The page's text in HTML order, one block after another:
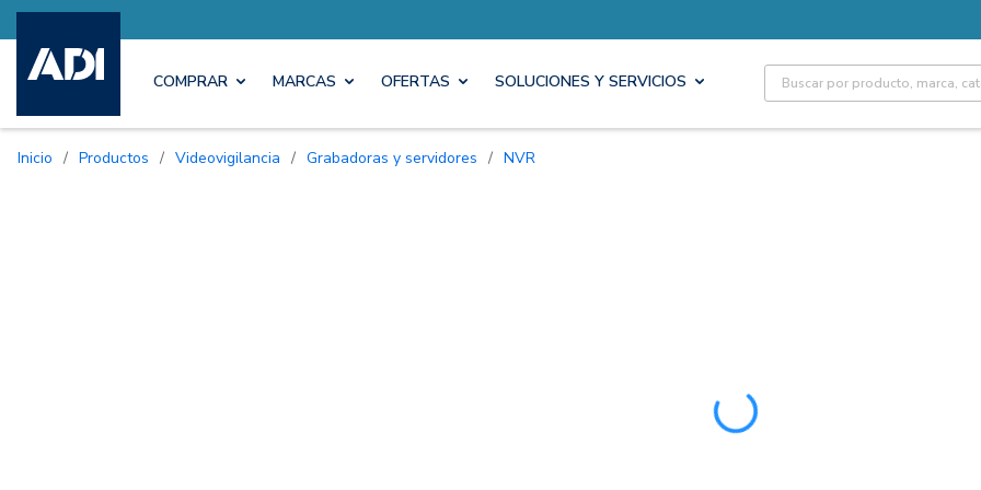
COMPRAR MARCAS OFERTAS SOLUCIONES Y SERVICIOS Site Search
Inicio / Productos / Videovigilancia / Grabadoras y servidores / NVR